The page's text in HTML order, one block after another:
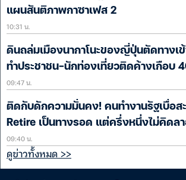
แผนสันติภาพกาซาเฟส 2
10:31 น.
ดินถล่มเมืองนากาโนะของญี่ปุ่นตัดทางเ
ทำประชาชน-นักท่องเที่ยวติดค้างเกือบ
09:47 น.
ติดกับดักความมั่นคง! คนทำงานรัฐเบื่อส
Retire เป็นทางรอด แต่ครึ่งหนึ่งไม่คิดล
09:40 น.
ดูข่าวทั้งหมด >>